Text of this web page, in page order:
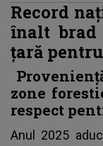
Record
înalt brad
țară
zone
respect
Anul 2025